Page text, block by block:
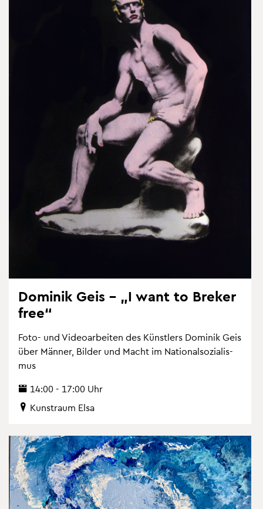
Do­mi­nik Geis – „I want to Bre­ker
free“
Foto- und Vi­deo­ar­bei­ten des Künst­lers Do­mi­nik Geis
über Män­ner, Bil­der und Macht im Na­tio­nal­so­zia­lis­
mus
14:00 - 17:00 Uhr
Kunst­raum Elsa